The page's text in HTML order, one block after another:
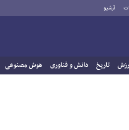
آرشیو
تاریخ دانش و فناوری هوش مصنوعی